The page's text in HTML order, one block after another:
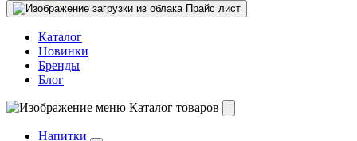
Прайс лист
Каталог
Новинки
Бренды
Блог
Каталог товаров
Напитки